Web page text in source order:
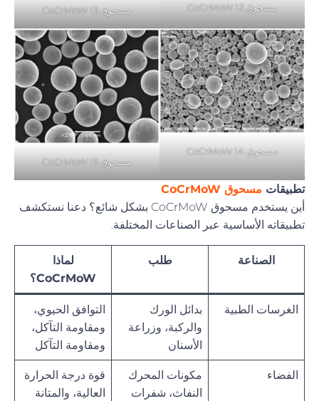
مسحوق CoCrMoW 12 مسحوق CoCrMoW 13
مسحوق CoCrMoW 14
مسحوق CoCrMoW 15
تطبيقات مسحوق CoCrMoW
أين يستخدم مسحوق CoCrMoW بشكل شائع؟ دعنا نستكشف
تطبيقاته الأساسية عبر الصناعات المختلفة.
الصناعة طلب
لماذا
CoCrMoW؟
الغرسات الطبية
بدائل الورك
والركبة، وزراعة
الأسنان
التوافق الحيوي،
ومقاومة التآكل،
ومقاومة التآكل
الفضاء
مكونات المحرك
النفاث، شفرات
قوة درجة الحرارة
العالية، والمتانة